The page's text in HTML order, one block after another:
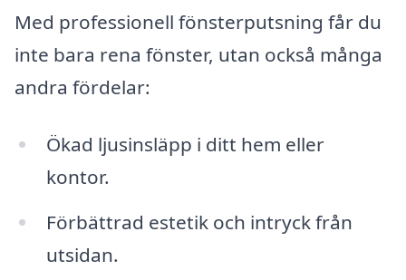
Med professionell fönsterputsning får du
inte bara rena fönster, utan också många
andra fördelar:
Ökad ljusinsläpp i ditt hem eller
kontor.
Förbättrad estetik och intryck från
utsidan.